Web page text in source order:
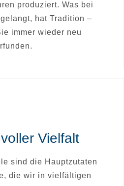
produziert. Was bei
hat Tradition –
immer wieder neu
Vielfalt
sind die Hauptzutaten
die wir in vielfältigen